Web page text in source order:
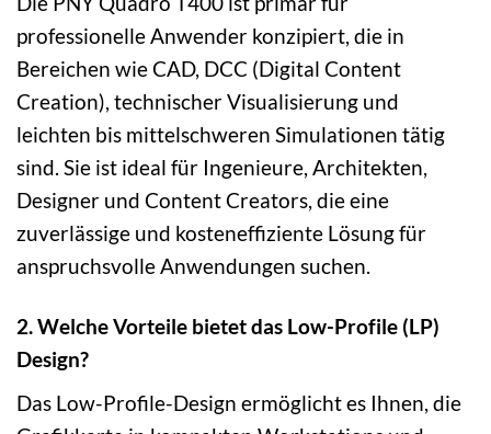
professionelle Anwender konzipiert, die in
Bereichen wie CAD, DCC (Digital Content
Creation), technischer Visualisierung und
leichten bis mittelschweren Simulationen tätig
sind. Sie ist ideal für Ingenieure, Architekten,
Designer und Content Creators, die eine
zuverlässige und kosteneffiziente Lösung für
anspruchsvolle Anwendungen suchen.
2. Welche Vorteile bietet das Low-Profile (LP)
Design?
Das Low-Profile-Design ermöglicht es Ihnen, die